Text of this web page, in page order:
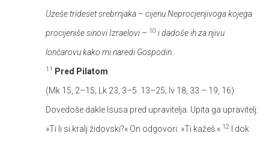
Uzeše trideset srebrnjaka – cijenu Neprocjenjivoga kojega
procijeniše sinovi Izraelovi – 10 i dadoše ih za njivu
lončarovu kako mi naredi Gospodin.
11
Pred Pilatom
(Mk 15, 2–15; Lk 23, 3–5. 13–25; Iv 18, 33 – 19, 16)
Dovedoše dakle Isusa pred upravitelja. Upita ga upravitelj:
»Ti li si kralj židovski?« On odgovori: »Ti kažeš.« 12
I dok